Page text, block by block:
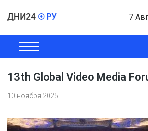
7
ОБЩЕСТВО
13th Global Video Media
10 ноября 2025